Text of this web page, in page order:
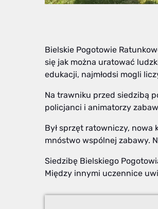
Bielskie Pogotowie
się jak można uratować
edukacji, najmłodsi mogli
Na trawniku przed siedzibą
policjanci i animatorzy
Był sprzęt ratowniczy, nowa
mnóstwo wspólnej zabawy.
Siedzibę Bielskiego
Między innymi uczennice